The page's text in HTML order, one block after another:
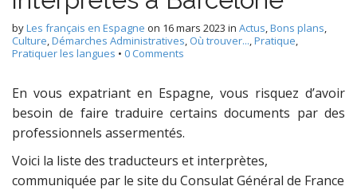
byLes français en Espagne on 16 mars 2023 in Actus,Bons plans,
Culture,Démarches Administratives, Où trouver...,Pratique,
Pratiquer les langues • 0 Comments
En vous expatriant en Espagne, vous risquez d’avoir
besoin de faire traduire certains documents par des
professionnels assermentés.
Voici la liste des traducteurs et interprètes,
communiquée par le site du Consulat Général de France